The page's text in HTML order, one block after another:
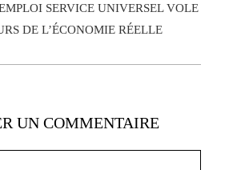
SERVICE UNIVERSEL VOLE
DE L’ÉCONOMIE RÉELLE
UN COMMENTAIRE